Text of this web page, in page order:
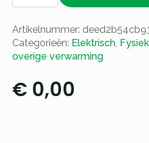
-
Binnenbak
aantal
Artikelnummer:
Categorieën: Elektrisch
overige verwarming
€ 0,00